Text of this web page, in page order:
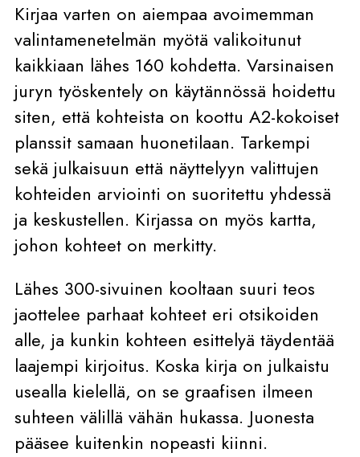
Kirjaa varten on aiempaa avoimemman
valintamenetelmän myötä valikoitunut
kaikkiaan lähes 160 kohdetta. Varsinaisen
juryn työskentely on käytännössä hoidettu
siten, että kohteista on koottu A2-kokoiset
planssit samaan huonetilaan. Tarkempi
sekä julkaisuun että näyttelyyn valittujen
kohteiden arviointi on suoritettu yhdessä
ja keskustellen. Kirjassa on myös kartta,
johon kohteet on merkitty.
Lähes 300-sivuinen kooltaan suuri teos
jaottelee parhaat kohteet eri otsikoiden
alle, ja kunkin kohteen esittelyä täydentää
laajempi kirjoitus. Koska kirja on julkaistu
usealla kielellä, on se graafisen ilmeen
suhteen välillä vähän hukassa. Juonesta
pääsee kuitenkin nopeasti kiinni.